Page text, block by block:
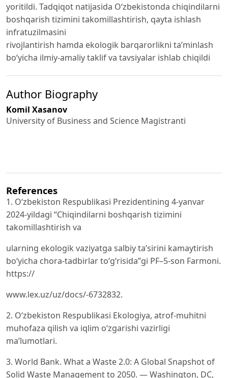
yoritildi. Tadqiqot natijasida O‘zbekistonda chiqindilarni
boshqarish tizimini takomillashtirish, qayta ishlash
infratuzilmasini
rivojlantirish hamda ekologik barqarorlikni ta’minlash
bo‘yicha ilmiy-amaliy taklif va tavsiyalar ishlab chiqildi
Author Biography
Komil Xasanov
University of Business and Science Magistranti
References
1. Oʻzbekiston Respublikasi Prezidentining 4-yanvar
2024-yildagi “Chiqindilarni boshqarish tizimini
takomillashtirish va
ularning ekologik vaziyatga salbiy taʼsirini kamaytirish
boʻyicha chora-tadbirlar toʻgʻrisida”gi PF–5-son Farmoni.
https://
www.lex.uz/uz/docs/-6732832.
2. O‘zbekiston Respublikasi Ekologiya, atrof-muhitni
muhofaza qilish va iqlim o‘zgarishi vazirligi
ma’lumotlari.
3. World Bank. What a Waste 2.0: A Global Snapshot of
Solid Waste Management to 2050. — Washington, DC,